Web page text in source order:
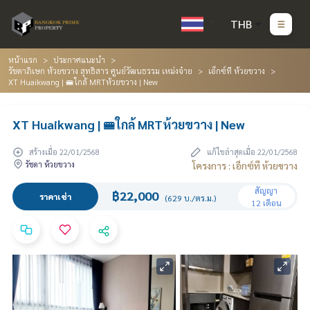
THB
หน้าแรก
ประกาศแนะนำ
รัชดาภิเษก ห้วยขวาง สุทธิสาร ศูนย์วัฒนธรรม เหม่งจ๋าย
เอ็กซ์ที ห้วยขวาง
XT Huaikwang | 🚝ใกล้ MRTห้วยขวาง | New
XT Huaikwang | 🚝ใกล้ MRTห้วยขวาง | New
สร้างเมื่อ 22/01/2568
แก้ไขล่าสุดเมื่อ 22/01/2568
รัชดา ห้วยขวาง
โครงการ : เอ็กซ์ที ห้วยขวาง
ราคาเช่า ฿22,000 (629 บ./ตร.ม.)
สัญญา
12 เดือน